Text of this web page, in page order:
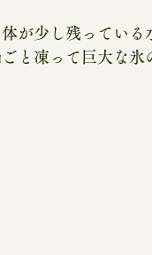
が少し残ってい
と凍って巨大な氷